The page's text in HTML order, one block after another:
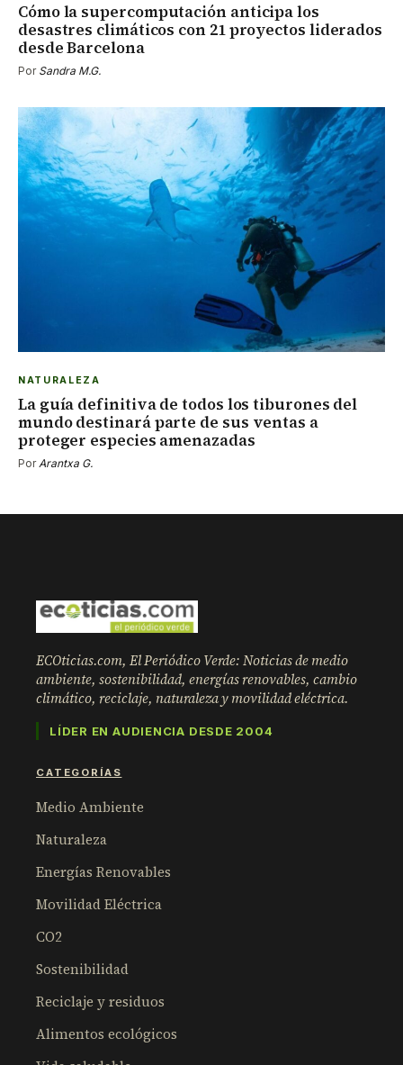
Cómo la supercomputación anticipa los
desastres climáticos con 21 proyectos liderados
desde Barcelona
Por Sandra M.G.
NATURALEZA
La guía definitiva de todos los tiburones del
mundo destinará parte de sus ventas a
proteger especies amenazadas
PorArantxa G.
ECOticias.com, El Periódico Verde: Noticias de medio
ambiente, sostenibilidad, energías renovables, cambio
climático, reciclaje, naturaleza y movilidad eléctrica.
LÍDER EN AUDIENCIA DESDE 2004
CATEGORÍAS
Medio Ambiente
Naturaleza
Energías Renovables
Movilidad Eléctrica
CO2
Sostenibilidad
Reciclaje y residuos
Alimentos ecológicos